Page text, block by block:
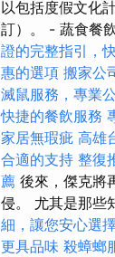
以包括度假文化
訂）。 - 蔬食餐
證的完整指引，
惠的選項 搬家公
滅鼠服務，專業
快捷的餐飲服務
家居無瑕疵 高雄
合適的支持 整復
薦 後來，傑克將
侵。 尤其是那些
細，讓您安心選
更具品味 殺蟑螂